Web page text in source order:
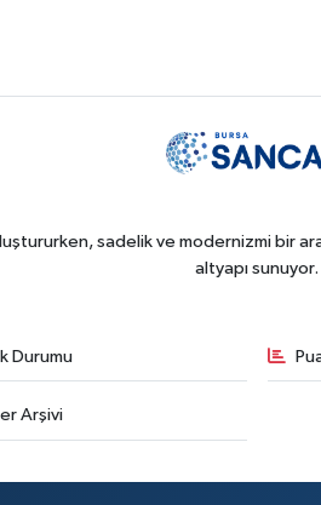
sadelik ve modernizmi bir
altyapı sunuyor.
Durumu
Arşivi